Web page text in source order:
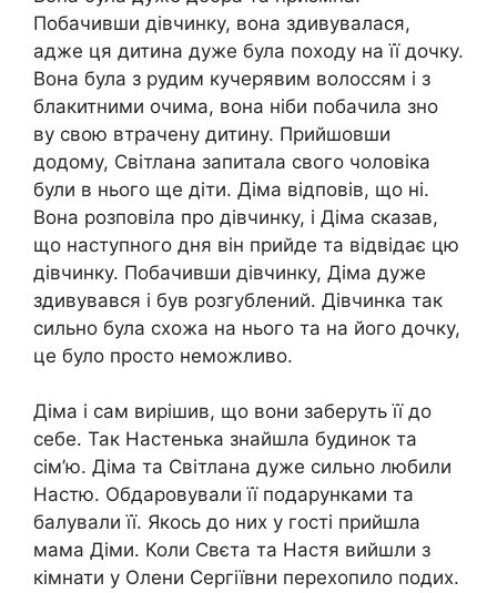
Побачивши дівчинку, вона здивувалася,
адже ця дитина дуже була походу на її дочку.
Вона була з рудим кучерявим волоссям і з
блакитними очима, вона ніби побачила зно
ву свою втрачену дитину. Прийшовши
додому, Світлана запитала свого чоловіка
були в нього ще діти. Діма відповів, що ні.
Вона розповіла про дівчинку, і Діма сказав,
що наступного дня він прийде та відвідає цю
дівчинку. Побачивши дівчинку, Діма дуже
здивувався і був розгублений. Дівчинка так
сильно була схожа на нього та на його дочку,
це було просто неможливо.
Діма і сам вирішив, що вони заберуть її до
себе. Так Настенька знайшла будинок та
сім’ю. Діма та Світлана дуже сильно любили
Настю. Обдаровували її подарунками та
балували її. Якось до них у гості прийшла
мама Діми. Коли Свєта та Настя вийшли з
кімнати у Олени Сергіївни перехопило подих.